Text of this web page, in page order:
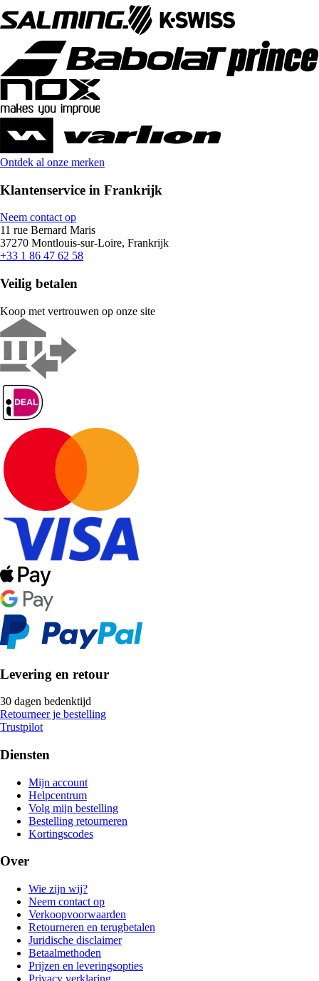
Ontdek al onze merken
Klantenservice in Frankrijk
Neem contact op
11 rue Bernard Maris
37270 Montlouis-sur-Loire, Frankrijk
+33 1 86 47 62 58
Veilig betalen
Koop met vertrouwen op onze site
Levering en retour
30 dagen bedenktijd
Retourneer je bestelling
Trustpilot
Diensten
Mijn account
Helpcentrum
Volg mijn bestelling
Bestelling retourneren
Kortingscodes
Over
Wie zijn wij?
Neem contact op
Verkoopvoorwaarden
Retourneren en terugbetalen
Juridische disclaimer
Betaalmethoden
Prijzen en leveringsopties